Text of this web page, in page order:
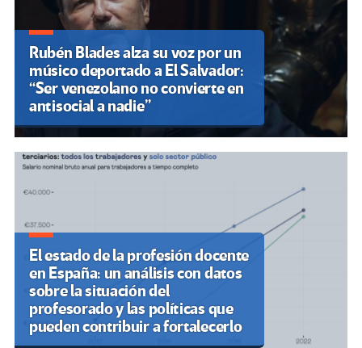
Rubén Blades alza su voz por un
músico deportado a El Salvador:
“Ser venezolano no convierte en
antisocial a nadie”
El estado de la profesión docente
en España: un análisis con datos
sobre la situación del
profesorado y las políticas que
pueden contribuir a fortalecerlo